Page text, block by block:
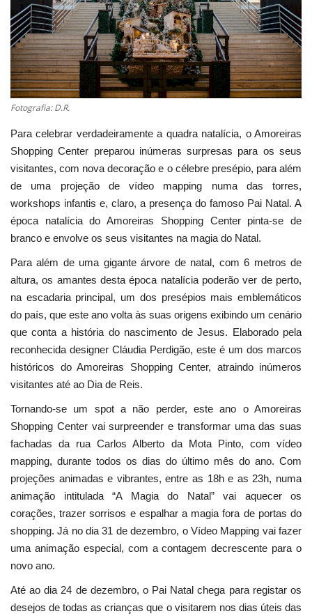
Estatuto Editorial
Saúde
Ficha técnica
Cultura
Lazer
Ambiente
Fotografia: D.R.
Para celebrar verdadeiramente a quadra natalícia, o Amoreiras
Shopping Center preparou inúmeras surpresas para os seus
visitantes, com nova decoração e o célebre presépio, para além
de uma projeção de vídeo mapping numa das torres,
workshops infantis e, claro, a presença do famoso Pai Natal. A
época natalícia do Amoreiras Shopping Center pinta-se de
branco e envolve os seus visitantes na magia do Natal.
Para além de uma gigante árvore de natal, com 6 metros de
altura, os amantes desta época natalícia poderão ver de perto,
na escadaria principal, um dos presépios mais emblemáticos
do país, que este ano volta às suas origens exibindo um cenário
que conta a história do nascimento de Jesus. Elaborado pela
reconhecida designer Cláudia Perdigão, este é um dos marcos
históricos do Amoreiras Shopping Center, atraindo inúmeros
visitantes até ao Dia de Reis.
Tornando-se um spot a não perder, este ano o Amoreiras
Shopping Center vai surpreender e transformar uma das suas
fachadas da rua Carlos Alberto da Mota Pinto, com vídeo
mapping, durante todos os dias do último mês do ano. Com
projeções animadas e vibrantes, entre as 18h e as 23h, numa
animação intitulada “A Magia do Natal” vai aquecer os
corações, trazer sorrisos e espalhar a magia fora de portas do
shopping. Já no dia 31 de dezembro, o Vídeo Mapping vai fazer
uma animação especial, com a contagem decrescente para o
novo ano.
Até ao dia 24 de dezembro, o Pai Natal chega para registar os
desejos de todas as crianças que o visitarem nos dias úteis das